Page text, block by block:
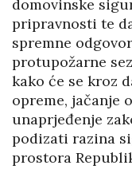
domovinske
pripravnosti te
spremne
protupožarne
kako će se kroz
opreme, jačanje
unaprjeđenje
podizati razina
prostora